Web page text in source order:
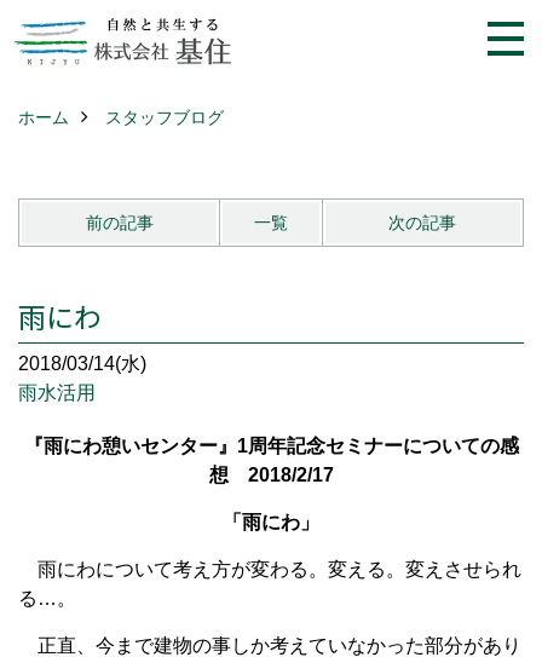
ホーム スタッフブログ
前の記事 一覧 次の記事
雨にわ
2018/03/14(水)
雨水活用
『雨にわ憩いセンター』1周年記念セミナーについての感
想 2018/2/17
「雨にわ」
雨にわについて考え方が変わる。変える。変えさせられ
る…。
正直、今まで建物の事しか考えていなかった部分があり